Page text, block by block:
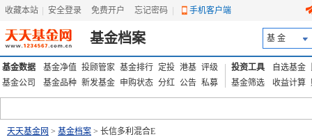
收藏本站 安全登录 免费开户 忘记密码 手机客户端
基金档案 基 金
基金数据 基金净值 投顾管家 基金排行 定投 港基 评级
基金公司
基金品种 新发基金 申购状态 分红 公告 私募
投资工具 自选基金
基金筛选
收益计算
天天基金网 > 基金档案 > 长信多利混合E